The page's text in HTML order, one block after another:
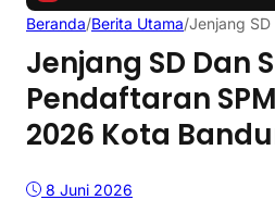
Beranda/Berita Utama/Jenjang
Jenjang SD Dan
Pendaftaran
2026 Kota
8 Juni 2026